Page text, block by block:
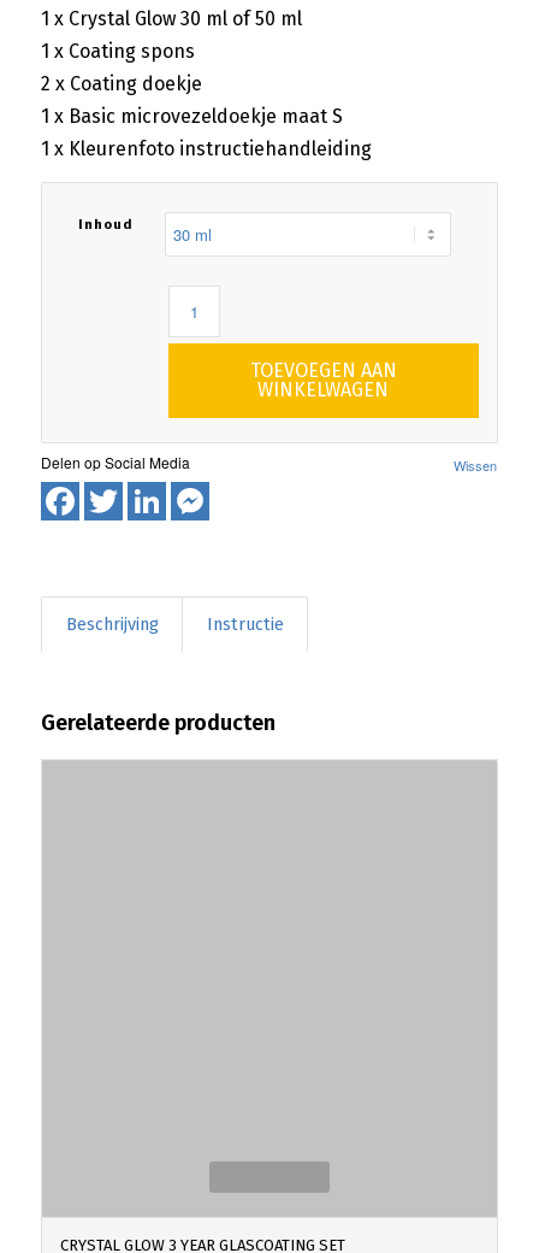
1 x Crystal Glow 30 ml of 50 ml
1 x Coating spons
2 x Coating doekje
1 x Basic microvezeldoekje maat S
1 x Kleurenfoto instructiehandleiding
Inhoud
Wissen
TOEVOEGEN AAN
WINKELWAGEN
Facebook
TwitterLinkedIn
Beschrijving Instructie
Gerelateerde producten
Gewaardeerd
CRYSTAL GLOW 3 YEAR GLASCOATING SET